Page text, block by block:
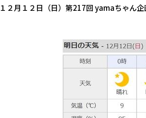
１２月１２日（日）第217回 yamaちゃん